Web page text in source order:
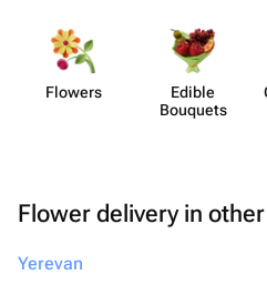
Flowers
Edible
Bouquets
Flower delivery in
Yerevan